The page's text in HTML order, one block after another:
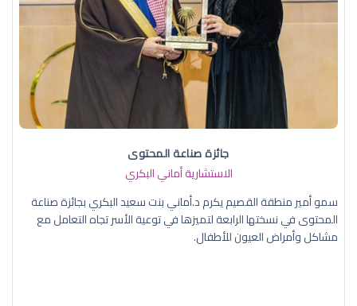
جائزة صناعة المحتوى
الاستشارية أماني البكري
سمو أمير منطقة القصيم يكرم د.أماني بنت سعيد البكري بجائزة صناعة
المحتوى في نسختها الرابعة لتميزها في توعية الأسر تجاه التعامل مع
مشاكل وأمراض العيون للأطفال.